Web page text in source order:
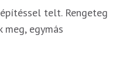
telt. Rengeteg
egymás